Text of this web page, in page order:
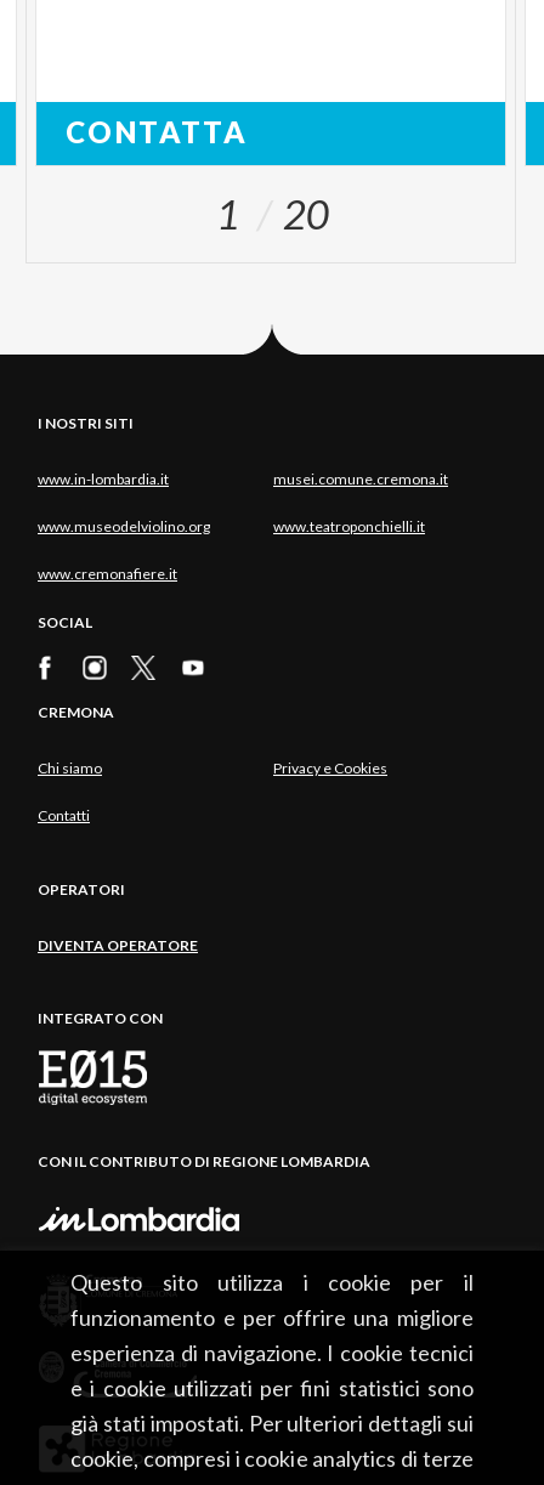
Questo sito utilizza i cookie per il
funzionamento e per offrire una migliore
esperienza di navigazione. I cookie tecnici
e i cookie utilizzati per fini statistici sono
già stati impostati. Per ulteriori dettagli sui
cookie, compresi i cookie analytics di terze
CONTATTA
1 20
I NOSTRI SITI
www.in-lombardia.it musei.comune.cremona.it
www.museodelviolino.org www.teatroponchielli.it
www.cremonafiere.it
SOCIAL
CREMONA
Chi siamo Privacy e Cookies
Contatti
OPERATORI
DIVENTA OPERATORE
INTEGRATO CON
CON IL CONTRIBUTO DI REGIONE LOMBARDIA